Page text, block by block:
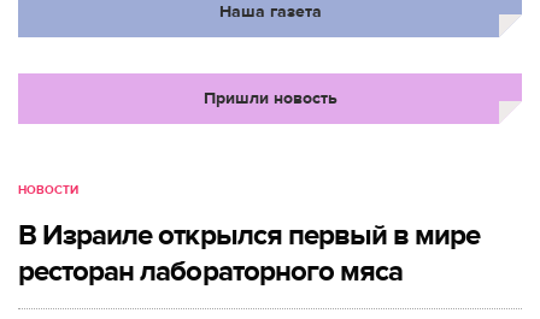
Наша газета
Пришли новость
НОВОСТИ
В Израиле открылся первый в мире
ресторан лабораторного мяса